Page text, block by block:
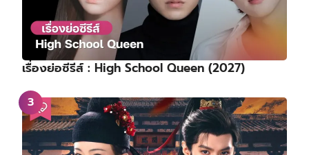
เรื่องย่อซีรีส์ : High School Queen (2027)